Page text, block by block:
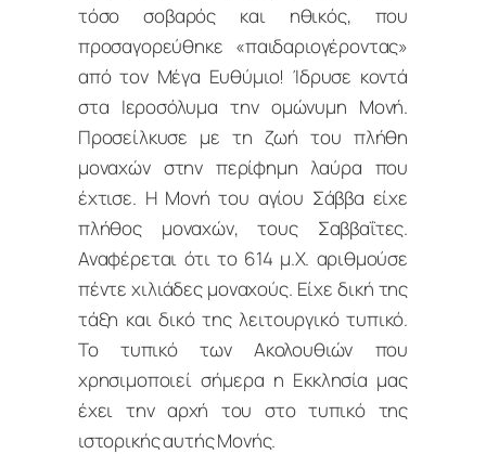
τόσο σοβαρός και ηθικός, που
προσαγορεύθηκε «παιδαριογέροντας»
από τον Μέγα Ευθύμιο! Ίδρυσε κοντά
στα Ιεροσόλυμα την ομώνυμη Μονή.
Προσείλκυσε με τη ζωή του πλήθη
μοναχών στην περίφημη λαύρα που
έχτισε. Η Μονή του αγίου Σάββα είχε
πλήθος μοναχών, τους Σαββαΐτες.
Αναφέρεται ότι το 614 μ.Χ. αριθμούσε
πέντε χιλιάδες μοναχούς. Είχε δική της
τάξη και δικό της λειτουργικό τυπικό.
Το τυπικό των Ακολουθιών που
χρησιμοποιεί σήμερα η Εκκλησία μας
έχει την αρχή του στο τυπικό της
ιστορικής αυτής Μονής.